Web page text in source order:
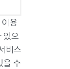
용
있으
비스
을 수